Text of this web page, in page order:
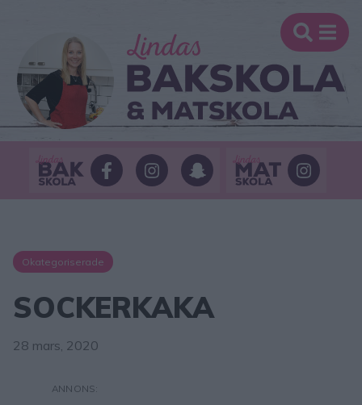
Okategoriserade
SOCKERKAKA
28 mars, 2020